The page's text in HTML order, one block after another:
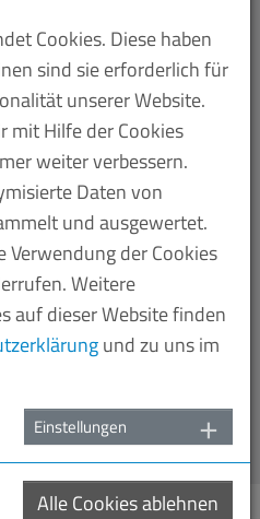
Weltstars sowie
neuen Generation des
Studierende der
Formationen aus der
in verschiedenen
Vom 07. bis 09. Juli
Garten namhafte
Shooting-Stars der
up finden Sie auf der
Cookies. Diese haben
sind sie erforderlich für
unserer Website.
mit Hilfe der Cookies
weiter verbessern.
Daten von
und ausgewertet.
Verwendung der Cookies
Weitere
auf dieser Website finden
und zu uns im
Einstellungen
Alle Cookies ablehnen